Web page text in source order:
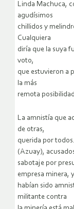
Linda Machuca,
agudísimos
chillidos y
Cualquiera
diría que la suya
voto,
que estuvieron a
la más
remota
La amnistía que
de otras,
querida por
(Azuay),
sabotaje por
empresa minera,
habían sido
militante contra